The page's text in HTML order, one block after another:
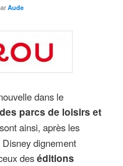
Aude
dans le
parcs de loisirs et
ainsi, après les
dignement
deséditions